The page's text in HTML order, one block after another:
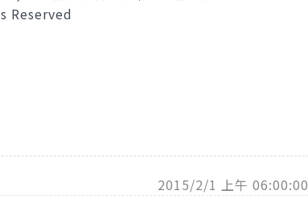
Reserved
2015/2/1 上午 06:00:00